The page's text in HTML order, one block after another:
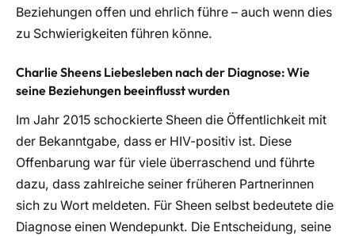
Beziehungen offen und ehrlich führe – auch wenn dies
zu Schwierigkeiten führen könne.
Charlie Sheens Liebesleben nach der Diagnose: Wie
seine Beziehungen beeinflusst wurden
Im Jahr 2015 schockierte Sheen die Öffentlichkeit mit
der Bekanntgabe, dass er HIV-positiv ist. Diese
Offenbarung war für viele überraschend und führte
dazu, dass zahlreiche seiner früheren Partnerinnen
sich zu Wort meldeten. Für Sheen selbst bedeutete die
Diagnose einen Wendepunkt. Die Entscheidung, seine